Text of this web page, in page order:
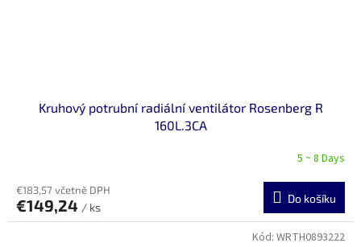
Kruhový potrubní radiální ventilátor Rosenberg R
160L.3CA
5 ~ 8 Days
€183,57 včetně DPH
€149,24 / ks
Do košíku
Kód: WRTH0893222